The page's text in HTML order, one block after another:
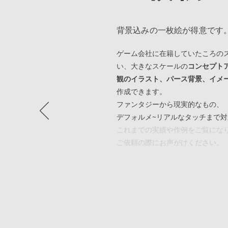
背景込みの一枚絵が得意です
ゲーム会社に在籍していたころの
い、大きなスケールのコンセプト
観のイラスト、パース背景、イメ
作成できます。
​ファンタジーから現実的なもの、
デフォルメ~リアルなタッチまで
これまでの実績や作例をご覧にな
ご依頼の際にお声がけください。